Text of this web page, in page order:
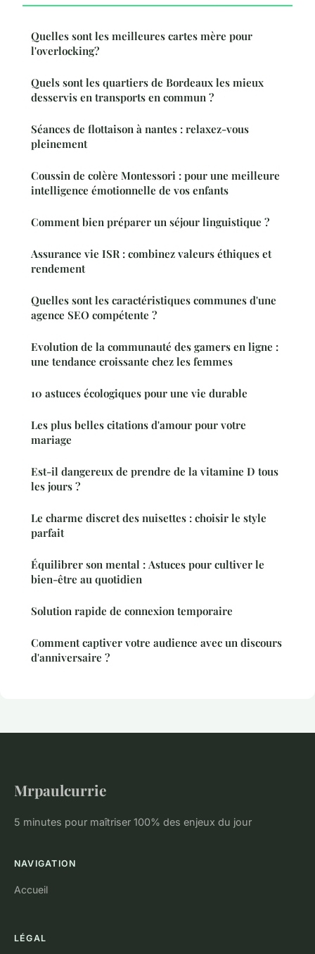
Quelles sont les meilleures cartes mère pour
l'overlocking?
Quels sont les quartiers de Bordeaux les mieux
desservis en transports en commun ?
Séances de flottaison à nantes : relaxez-vous
pleinement
Coussin de colère Montessori : pour une meilleure
intelligence émotionnelle de vos enfants
Comment bien préparer un séjour linguistique ?
Assurance vie ISR : combinez valeurs éthiques et
rendement
Quelles sont les caractéristiques communes d'une
agence SEO compétente ?
Evolution de la communauté des gamers en ligne :
une tendance croissante chez les femmes
10 astuces écologiques pour une vie durable
Les plus belles citations d'amour pour votre
mariage
Est-il dangereux de prendre de la vitamine D tous
les jours ?
Le charme discret des nuisettes : choisir le style
parfait
Équilibrer son mental : Astuces pour cultiver le
bien-être au quotidien
Solution rapide de connexion temporaire
Comment captiver votre audience avec un discours
d'anniversaire ?
Mrpaulcurrie
5 minutes pour maîtriser 100% des enjeux du jour
NAVIGATION
Accueil
LÉGAL